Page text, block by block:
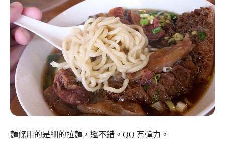
麵條用的是細的拉麵，還不錯。QQ 有彈力。